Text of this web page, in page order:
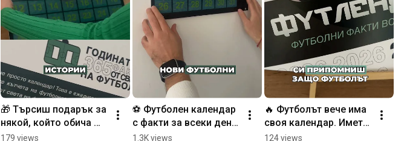
🎁 Търсиш подарък за
някой, който обича
футбола?
179 views
⚽️ Футболен календар
с факти за всеки ден
от годината
1.3K views
🔥 Футболът вече има
своя календар. Името
му е Футлендар.
124 views